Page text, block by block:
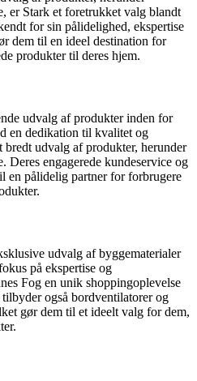
er Stark et foretrukket valg blandt
for sin pålidelighed, ekspertise
dem til en ideel destination for
produkter til deres hjem.
udvalg af produkter inden for
en dedikation til kvalitet og
udvalg af produkter, herunder
Deres engagerede kundeservice og
en pålidelig partner for forbrugere
udvalg af byggematerialer
på ekspertise og
Fog en unik shoppingoplevelse
også bordventilatorer og
gør dem til et ideelt valg for dem,